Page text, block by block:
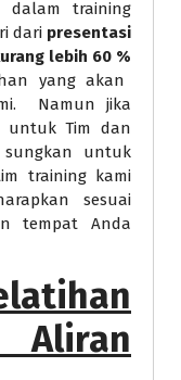
dalam training
dari presentasi
lebih 60 %
yang akan
Namun jika
untuk Tim dan
untuk
training kami
sesuai
tempat Anda
Aliran